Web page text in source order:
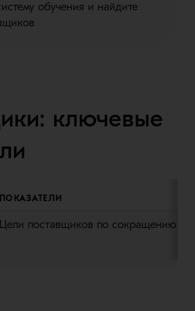
обучения и найдите
ключевые
ПОКАЗАТЕЛИ
Цели поставщиков по сокращению